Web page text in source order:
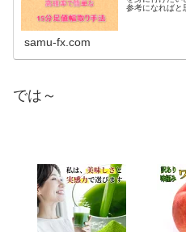
参考になればと
samu-fx.com
では～